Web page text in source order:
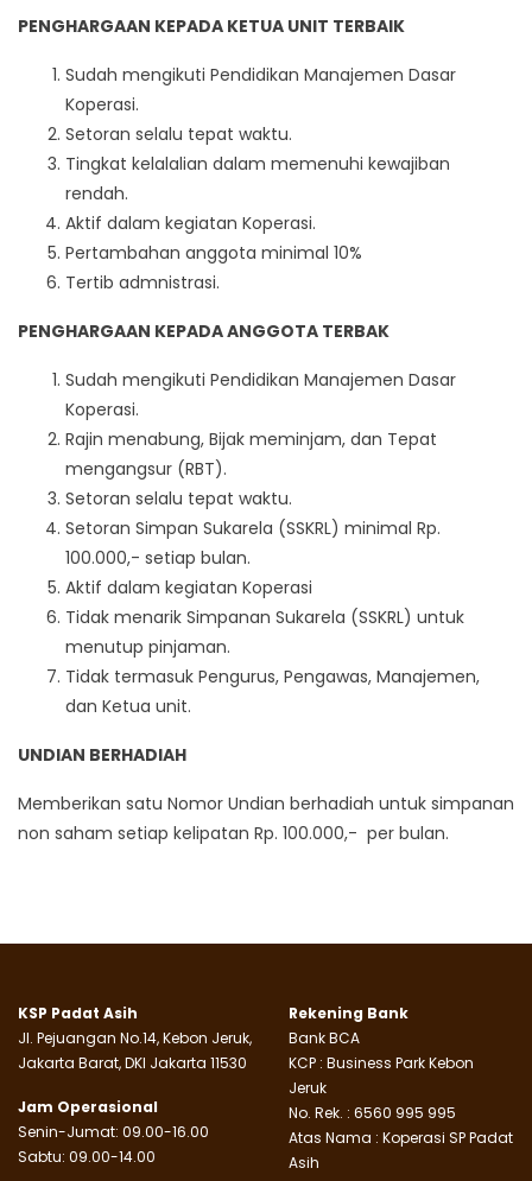
PENGHARGAAN KEPADA KETUA UNIT TERBAIK
Sudah mengikuti Pendidikan Manajemen Dasar
Koperasi.
Setoran selalu tepat waktu.
Tingkat kelalalian dalam memenuhi kewajiban
rendah.
Aktif dalam kegiatan Koperasi.
Pertambahan anggota minimal 10%
Tertib admnistrasi.
PENGHARGAAN KEPADA ANGGOTA TERBAK
Sudah mengikuti Pendidikan Manajemen Dasar
Koperasi.
Rajin menabung, Bijak meminjam, dan Tepat
mengangsur (RBT).
Setoran selalu tepat waktu.
Setoran Simpan Sukarela (SSKRL) minimal Rp.
100.000,- setiap bulan.
Aktif dalam kegiatan Koperasi
Tidak menarik Simpanan Sukarela (SSKRL) untuk
menutup pinjaman.
Tidak termasuk Pengurus, Pengawas, Manajemen,
dan Ketua unit.
UNDIAN BERHADIAH
Memberikan satu Nomor Undian berhadiah untuk simpanan
non saham setiap kelipatan Rp. 100.000,- per bulan.
KSP Padat Asih
Jl. Pejuangan No.14, Kebon Jeruk,
Jakarta Barat, DKI Jakarta 11530
Jam Operasional
Senin-Jumat: 09.00-16.00
Sabtu: 09.00-14.00
Rekening Bank
Bank BCA
KCP : Business Park Kebon
Jeruk
No. Rek. : 6560 995 995
Atas Nama : Koperasi SP Padat
Asih